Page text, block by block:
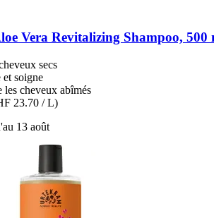
Vera Revitalizing Shampoo, 500
secs
et soigne
les cheveux abîmés
23.70 / L)
13 août